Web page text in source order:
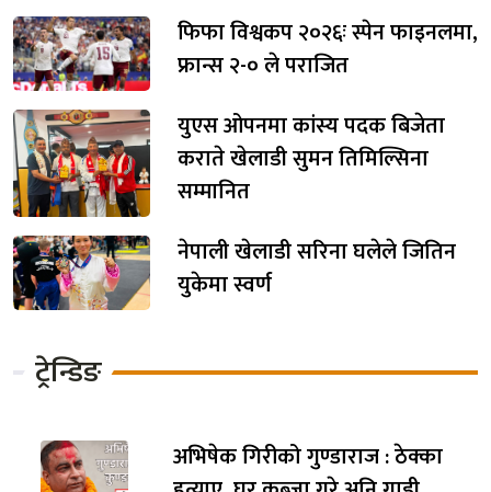
फिफा विश्वकप २०२६ः स्पेन फाइनलमा,
फ्रान्स २-० ले पराजित
युएस ओपनमा कांस्य पदक बिजेता
कराते खेलाडी सुमन तिमिल्सिना
सम्मानित
नेपाली खेलाडी सरिना घलेले जितिन
युकेमा स्वर्ण
ट्रेन्डिङ
अभिषेक गिरीको गुण्डाराज : ठेक्का